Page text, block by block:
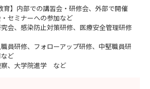
】内部での講習会・研修会、外部で開催
セミナーへの参加など
究会、感染防止対策研修、医療安全管理研修
職員研修、フォローアップ研修、中堅職員研
ど
察、大学院進学 など